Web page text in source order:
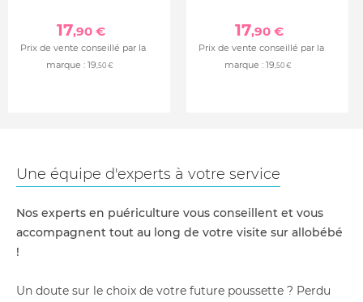
17,90 €
Prix de vente conseillé par la
marque : 19,50 €
17,90 €
Prix de vente conseillé par la
marque : 19,50 €
Une équipe d'experts à votre service
Nos experts en puériculture vous conseillent et vous
accompagnent tout au long de votre visite sur allobébé
!
Un doute sur le choix de votre future poussette ? Perdu